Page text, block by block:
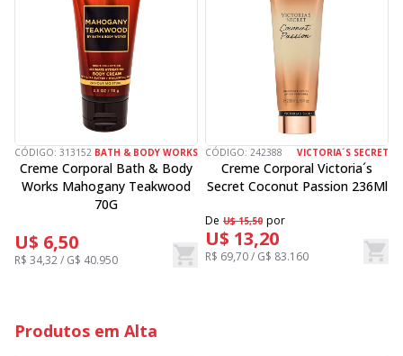
CÓDIGO: 313152 BATH & BODY WORKS
Creme Corporal Bath & Body
Works Mahogany Teakwood
70G
U$ 6,50
R$ 34,32 / G$ 40.950
CÓDIGO: 242388 VICTORIA´S SECRET
Creme Corporal Victoria´s
Secret Coconut Passion 236Ml
De U$ 15,50 por
U$ 13,20
R$ 69,70 / G$ 83.160
Produtos em Alta